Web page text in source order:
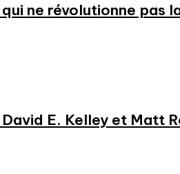
ne révolutionne pas
E. Kelley et Matt